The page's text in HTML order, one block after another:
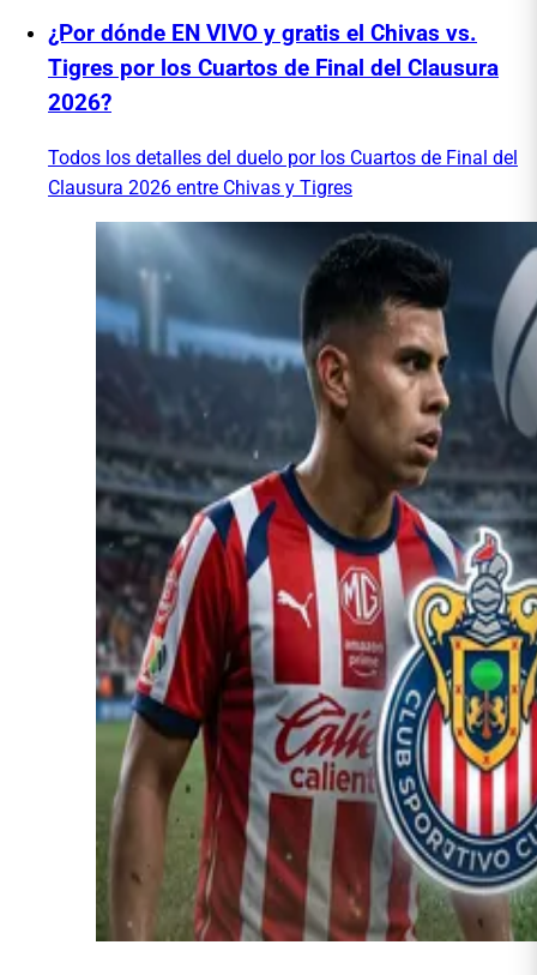
¿Por dónde EN VIVO y gratis el Chivas vs.
Tigres por los Cuartos de Final del Clausura
2026?
Todos los detalles del duelo por los Cuartos de Final del
Clausura 2026 entre Chivas y Tigres